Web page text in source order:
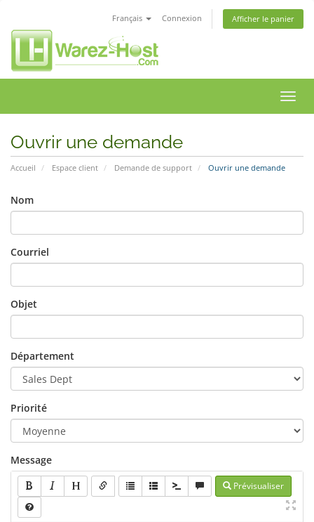
Français Connexion Afficher le panier
la
Ouvrir une demande
Accueil Espace client Demande de support Ouvrir une demande
Nom
Courriel
Objet
Département
Priorité
Message
Prévisualiser